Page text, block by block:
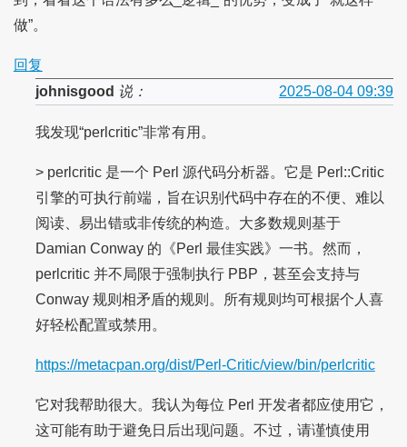
做”。
回复
johnisgood 说： 2025-08-04 09:39
我发现“perlcritic”非常有用。
> perlcritic 是一个 Perl 源代码分析器。它是 Perl::Critic
引擎的可执行前端，旨在识别代码中存在的不便、难以
阅读、易出错或非传统的构造。大多数规则基于
Damian Conway 的《Perl 最佳实践》一书。然而，
perlcritic 并不局限于强制执行 PBP，甚至会支持与
Conway 规则相矛盾的规则。所有规则均可根据个人喜
好轻松配置或禁用。
https://metacpan.org/dist/Perl-Critic/view/bin/perlcritic
它对我帮助很大。我认为每位 Perl 开发者都应使用它，
这可能有助于避免日后出现问题。不过，请谨慎使用